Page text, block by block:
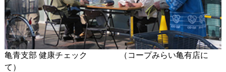
亀青支部 健康チェック （コープみらい亀有店に
て）